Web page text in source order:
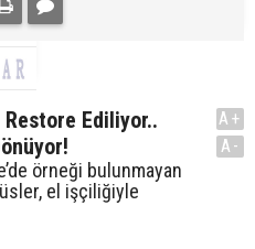
Restore Ediliyor..
örneği bulunmayan
el işçiliğiyle
A+
A-